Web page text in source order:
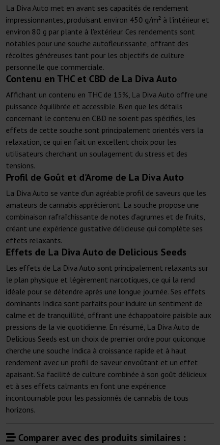
La Diva Auto met en avant ses capacités de rendement
impressionnantes, produisant environ 450 g/m² à l'intérieur et
environ 80 g par plante à l'extérieur. Ces rendements sont
notables pour une souche autofleurissante, offrant des
récoltes généreuses tant pour les objectifs de culture
personnelle que commerciale.
Contenu en THC et CBD de La Diva Auto
Affichant un contenu en THC de 15%, La Diva Auto offre une
puissance équilibrée et accessible. Bien que les détails
concernant le contenu en CBD ne soient pas spécifiés, les
effets de cette souche sont principalement orientés vers la
relaxation, ce qui en fait un excellent choix pour les
utilisateurs cherchant un soulagement du stress et des
tensions.
Profil de Goût et d'Arome de La Diva Auto
La Diva Auto se vante d'un agréable profil de saveurs que les
amateurs de cannabis apprécieront. La souche propose une
combinaison rafraîchissante de notes d'agrumes et de fruits,
créant une expérience gustative délicieuse qui complète ses
effets relaxants.
Effets de La Diva Auto de Delicious Seeds
Les effets de La Diva Auto sont principalement relaxants sur
le plan physique et légèrement narcotiques, ce qui la rend
idéale pour se détendre après une longue journée. Ses effets
dominants Indica sont parfaits pour induire un sentiment de
calme et de tranquillité, offrant une échappatoire paisible aux
pressions de la vie quotidienne. En résumé, La Diva Auto de
Delicious Seeds est un choix de premier ordre pour quiconque
cherche une souche Indica à croissance rapide et à haut
rendement avec un profil de saveur envoûtant et un effet
apaisant. Sa facilité de culture combinée à son goût délicieux
et à ses effets calmants en font une expérience
incontournable pour les passionnés de cannabis de tous
horizons.
Comparer avec des produits similaires :